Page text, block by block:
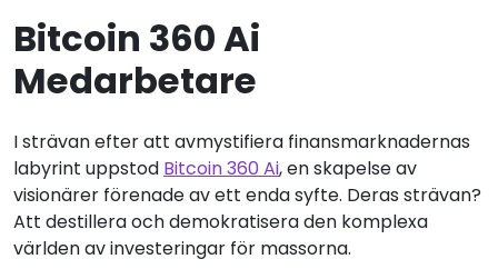
Bitcoin 360 Ai
Medarbetare
I strävan efter att avmystifiera finansmarknadernas
labyrint uppstod Bitcoin 360 Ai, en skapelse av
visionärer förenade av ett enda syfte. Deras strävan?
Att destillera och demokratisera den komplexa
världen av investeringar för massorna.